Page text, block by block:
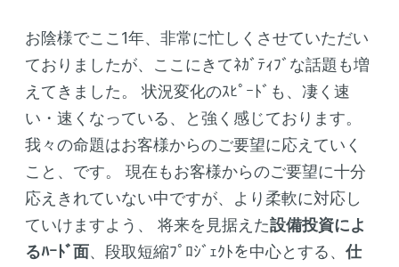
お陰様でここ1年、非常に忙しくさせていただい
ておりましたが、ここにきてﾈｶﾞﾃｨﾌﾞな話題も増
えてきました。
状況変化のｽﾋﾟｰﾄﾞも、凄く速
い・速くなっている、と強く感じております。
我々の命題はお客様からのご要望に応えていく
こと、です。
現在もお客様からのご要望に十分
応えきれていない中ですが、より柔軟に対応し
ていけますよう、
将来を見据えた設備投資によ
るﾊｰﾄﾞ面、段取短縮ﾌﾟﾛｼﾞｪｸﾄを中心とする、仕